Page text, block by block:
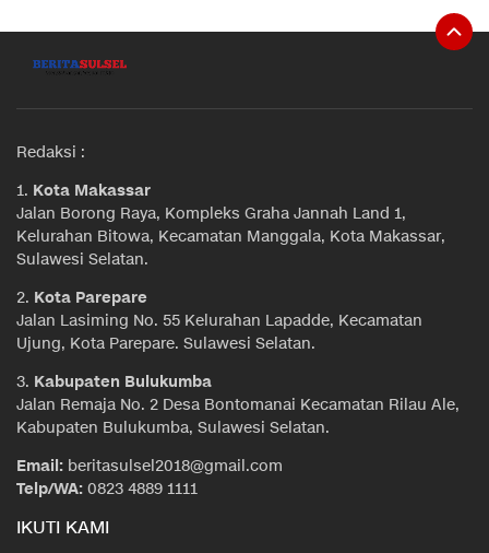
Redaksi :
1. Kota Makassar
Jalan Borong Raya, Kompleks Graha Jannah Land 1,
Kelurahan Bitowa, Kecamatan Manggala, Kota Makassar,
Sulawesi Selatan.
2. Kota Parepare
Jalan Lasiming No. 55 Kelurahan Lapadde, Kecamatan
Ujung, Kota Parepare. Sulawesi Selatan.
3. Kabupaten Bulukumba
Jalan Remaja No. 2 Desa Bontomanai Kecamatan Rilau Ale,
Kabupaten Bulukumba, Sulawesi Selatan.
Email: beritasulsel2018@gmail.com
Telp/WA: 0823 4889 1111
IKUTI KAMI